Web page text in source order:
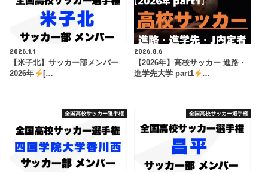
2026.1.1
【米子北】サッカー部メンバー
2026年
[…
2026.8.6
【2026年】高校サッカー 進路・
進学先大学 part1
…
全国高校サッカー選手権 全国高校サッカー選手権